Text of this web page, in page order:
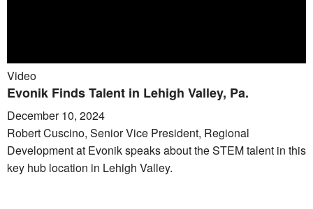
Video
Evonik Finds Talent in Lehigh Valley, Pa.
December 10, 2024
Robert Cuscino, Senior Vice President, Regional
Development at Evonik speaks about the STEM talent in this
key hub location in Lehigh Valley.